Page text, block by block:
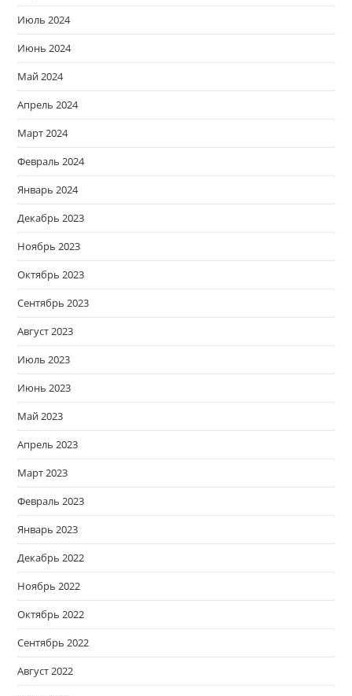
Июль 2024
Июнь 2024
Май 2024
Апрель 2024
Март 2024
Февраль 2024
Январь 2024
Декабрь 2023
Ноябрь 2023
Октябрь 2023
Сентябрь 2023
Август 2023
Июль 2023
Июнь 2023
Май 2023
Апрель 2023
Март 2023
Февраль 2023
Январь 2023
Декабрь 2022
Ноябрь 2022
Октябрь 2022
Сентябрь 2022
Август 2022